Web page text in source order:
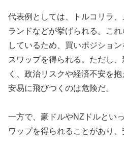
代表例としては、トルコリラ
ランドなどが挙げられる。こ
しているため、買いポジショ
スワップを得られる。ただし
く、政治リスクや経済不安を
安易に飛びつくのは危険だ。
一方で、豪ドルやNZドルとい
ワップを得られることがあり